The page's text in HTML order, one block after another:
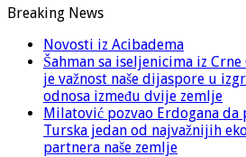
Breaking News
Novosti iz Acibadema
Šahman sa iseljenicima iz
je važnost naše dijaspore u
odnosa između dvije zemlje
Milatović pozvao Erdogana da
Turska jedan od najvažnijih
partnera naše zemlje